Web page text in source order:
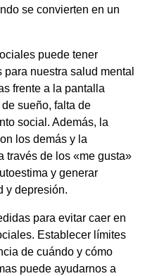
se convierten en un
puede tener
nuestra salud mental
frente a la pantalla
sueño, falta de
social. Además, la
los demás y la
través de los «me gusta»
y generar
y depresión.
para evitar caer en
Establecer límites
de cuándo y cómo
puede ayudarnos a